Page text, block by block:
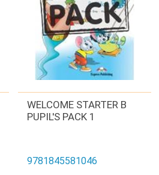
WELCOME STARTER B
PUPIL'S PACK 1
9781845581046